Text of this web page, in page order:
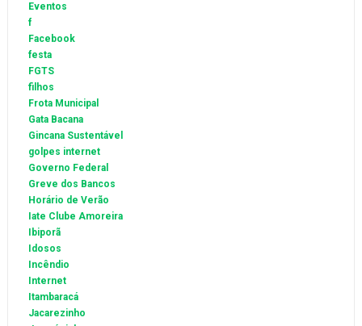
Eventos
f
Facebook
festa
FGTS
filhos
Frota Municipal
Gata Bacana
Gincana Sustentável
golpes internet
Governo Federal
Greve dos Bancos
Horário de Verão
Iate Clube Amoreira
Ibiporã
Idosos
Incêndio
Internet
Itambaracá
Jacarezinho